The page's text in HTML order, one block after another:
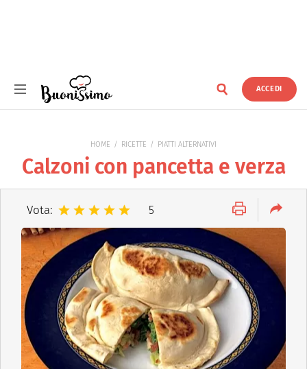
ACCEDI
HOME RICETTE PIATTI ALTERNATIVI
Calzoni con pancetta e verza
Vota: 5